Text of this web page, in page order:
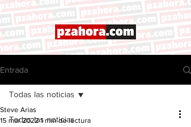
Entrada
Todas las noticias
Todas las noticias
Steve Arias
15 mar 2022 1 min de lectura